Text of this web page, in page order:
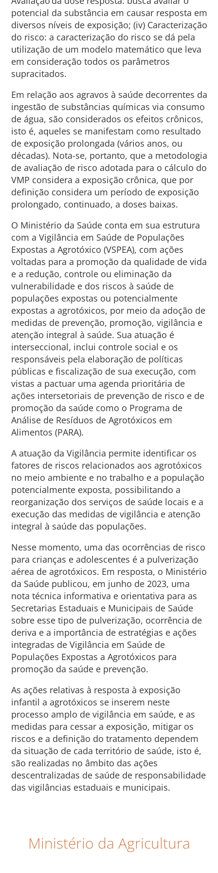
potencial da substância em causar resposta em
diversos níveis de exposição; (iv) Caracterização
do risco: a caracterização do risco se dá pela
utilização de um modelo matemático que leva
em consideração todos os parâmetros
supracitados.
Em relação aos agravos à saúde decorrentes da
ingestão de substâncias químicas via consumo
de água, são considerados os efeitos crônicos,
isto é, aqueles se manifestam como resultado
de exposição prolongada (vários anos, ou
décadas). Nota-se, portanto, que a metodologia
de avaliação de risco adotada para o cálculo do
VMP considera a exposição crônica, que por
definição considera um período de exposição
prolongado, continuado, a doses baixas.
O Ministério da Saúde conta em sua estrutura
com a Vigilância em Saúde de Populações
Expostas a Agrotóxico (VSPEA), com ações
voltadas para a promoção da qualidade de vida
e a redução, controle ou eliminação da
vulnerabilidade e dos riscos à saúde de
populações expostas ou potencialmente
expostas a agrotóxicos, por meio da adoção de
medidas de prevenção, promoção, vigilância e
atenção integral à saúde. Sua atuação é
interseccional, inclui controle social e os
responsáveis pela elaboração de políticas
públicas e fiscalização de sua execução, com
vistas a pactuar uma agenda prioritária de
ações intersetoriais de prevenção de risco e de
promoção da saúde como o Programa de
Análise de Resíduos de Agrotóxicos em
Alimentos (PARA).
A atuação da Vigilância permite identificar os
fatores de riscos relacionados aos agrotóxicos
no meio ambiente e no trabalho e a população
potencialmente exposta, possibilitando a
reorganização dos serviços de saúde locais e a
execução das medidas de vigilância e atenção
integral à saúde das populações.
Nesse momento, uma das ocorrências de risco
para crianças e adolescentes é a pulverização
aérea de agrotóxicos. Em resposta, o Ministério
da Saúde publicou, em junho de 2023, uma
nota técnica informativa e orientativa para as
Secretarias Estaduais e Municipais de Saúde
sobre esse tipo de pulverização, ocorrência de
deriva e a importância de estratégias e ações
integradas de Vigilância em Saúde de
Populações Expostas a Agrotóxicos para
promoção da saúde e prevenção.
As ações relativas à resposta à exposição
infantil a agrotóxicos se inserem neste
processo amplo de vigilância em saúde, e as
medidas para cessar a exposição, mitigar os
riscos e a definição do tratamento dependem
da situação de cada território de saúde, isto é,
são realizadas no âmbito das ações
descentralizadas de saúde de responsabilidade
das vigilâncias estaduais e municipais.
Ministério da Agricultura